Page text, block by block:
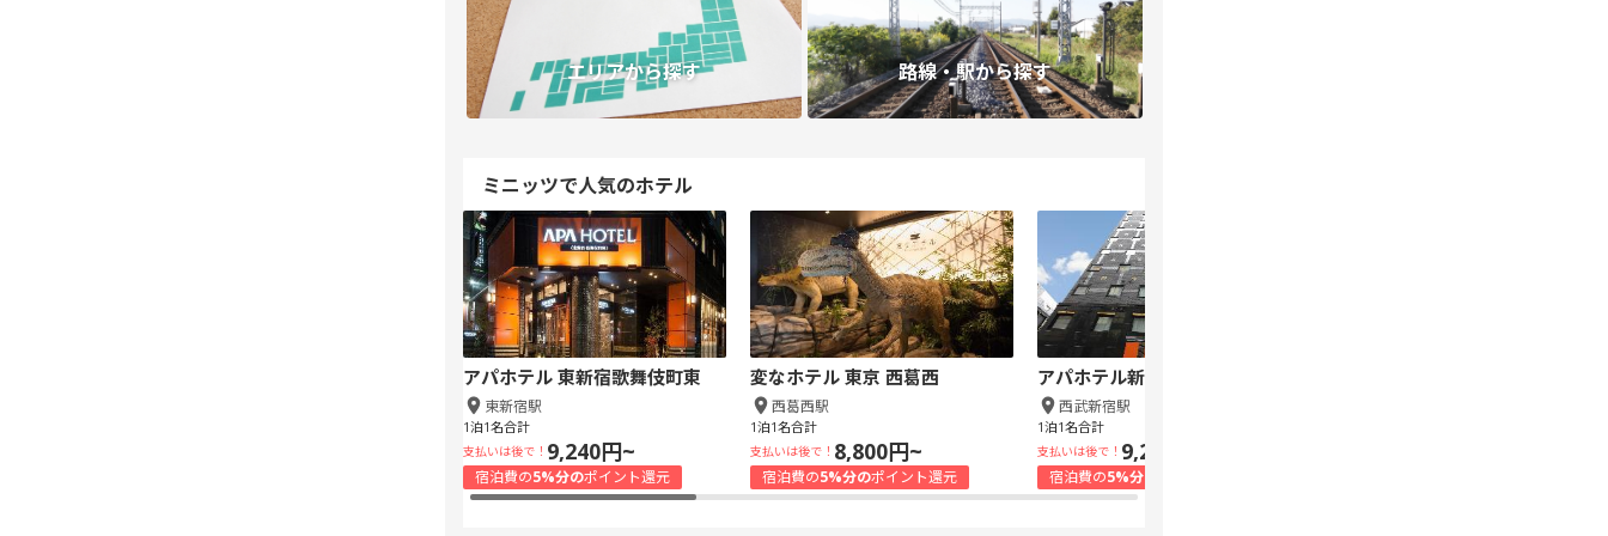
エリアから探す 路線・駅から探す
ミニッツで人気のホテル
アパホテル 東新宿歌舞伎町東
東新宿駅
1泊1名合計
支払いは後で！ 9,240円~
宿泊費の5%分のポイント還元
変なホテル 東京 西葛西
西葛西駅
1泊1名合計
支払いは後で！ 8,800円~
宿泊費の5%分のポイント還元
アパホテル新宿 歌舞伎町中央
西武新宿駅
1泊1名合計
支払いは後で！ 9,240円~
宿泊費の5%分の